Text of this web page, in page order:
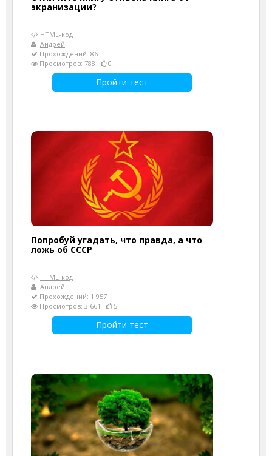
экранизации?
HTML-код
Андрей
Прохождений: 86
Просмотров: 788
0
Пройти тест
Попробуй угадать, что правда, а что
ложь об СССР
HTML-код
Андрей
Прохождений: 1 957
Просмотров: 3 661
5
Пройти тест